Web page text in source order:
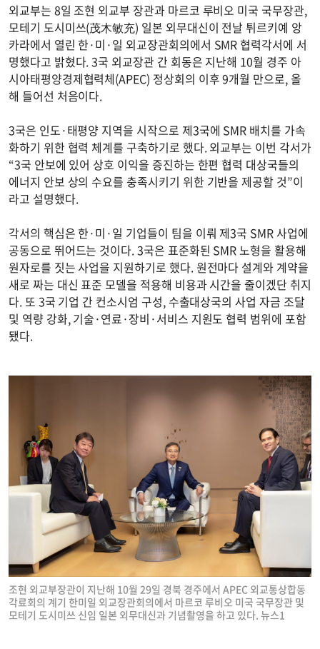
외교부는 8일 조현 외교부 장관과 마르코 루비오 미국 국무장관,
모테기 도시미쓰(茂木敏充) 일본 외무대신이 전날 튀르키예 앙
카라에서 열린 한·미·일 외교장관회의에서 SMR 협력각서에 서
명했다고 밝혔다. 3국 외교장관 간 회동은 지난해 10월 경주 아
시아태평양경제협력체(APEC) 정상회의 이후 9개월 만으로, 올
해 들어선 처음이다.
3국은 인도·태평양 지역을 시작으로 제3국에 SMR 배치를 가속
화하기 위한 협력 체계를 구축하기로 했다. 외교부는 이번 각서가
“3국 안보에 있어 상호 이익을 증진하는 한편 협력 대상국들의
에너지 안보 상의 수요를 충족시키기 위한 기반을 제공할 것”이
라고 설명했다.
각서의 핵심은 한·미·일 기업들이 팀을 이뤄 제3국 SMR 사업에
공동으로 뛰어드는 것이다. 3국은 표준화된 SMR 노형을 활용해
원자로를 짓는 사업을 지원하기로 했다. 원전마다 설계와 계약을
새로 짜는 대신 표준 모델을 적용해 비용과 시간을 줄이겠단 취지
다. 또 3국 기업 간 컨소시엄 구성, 수출대상국의 사업 자금 조달
및 역량 강화, 기술·연료·장비·서비스 지원도 협력 범위에 포함
됐다.
조현 외교부장관이 지난해 10월 29일 경북 경주에서 APEC 외교통상합동
각료회의 계기 한미일 외교장관회의에서 마르코 루비오 미국 국무장관 및
모테기 도시미쓰 신임 일본 외무대신과 기념촬영을 하고 있다. 뉴스1